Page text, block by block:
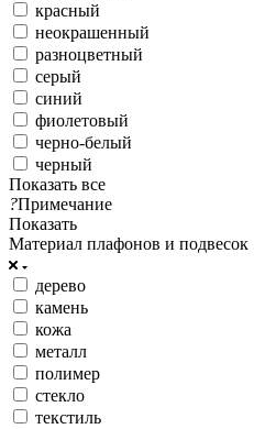
красный
неокрашенный
разноцветный
серый
синий
фиолетовый
черно-белый
черный
Показать все
?Примечание
Показать
Материал плафонов и подвесок
дерево
камень
кожа
металл
полимер
стекло
текстиль